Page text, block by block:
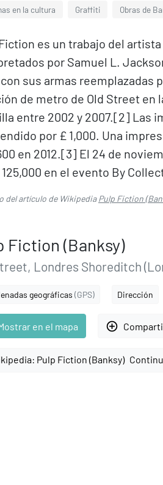
en la cultura Graffiti Obras de
es un trabajo del
por Samuel L.
con sus armas reemplazadas
de metro de Old Street en
entre 2002 y 2007.[2]​ Las
por £ 1,000. Una
en 2012.[3]​ El 24 de
en el evento By
del artículo de WikipediaPulp Fiction
Fiction (Banksy)
Londres Shoreditch
geográficas (GPS) Dirección
en el mapa add_circle_outline